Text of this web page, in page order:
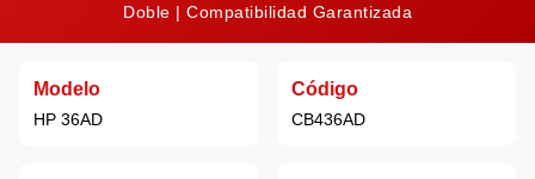
Doble | Compatibilidad Garantizada
Modelo
HP 36AD
Código
CB436AD